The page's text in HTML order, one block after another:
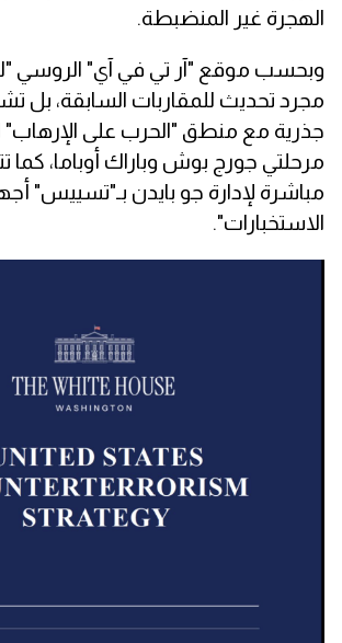
الهجرة غير المنضبطة.
وبحسب موقع "آر تي في آي" الروسي "لا
مجرد تحديث للمقاربات السابقة، بل
جذرية مع منطق "الحرب على الإرهاب"
مرحلتي جورج بوش وباراك أوباما، كما
مباشرة لإدارة جو بايدن بـ"تسييس"
الاستخبارات".